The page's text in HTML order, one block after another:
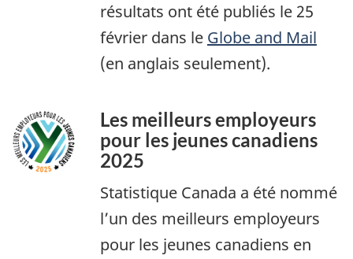
résultats ont été publiés le 25
février dans le Globe and Mail
(en anglais seulement).
Les meilleurs employeurs
pour les jeunes canadiens
2025
Statistique Canada a été nommé
l’un des meilleurs employeurs
pour les jeunes canadiens en